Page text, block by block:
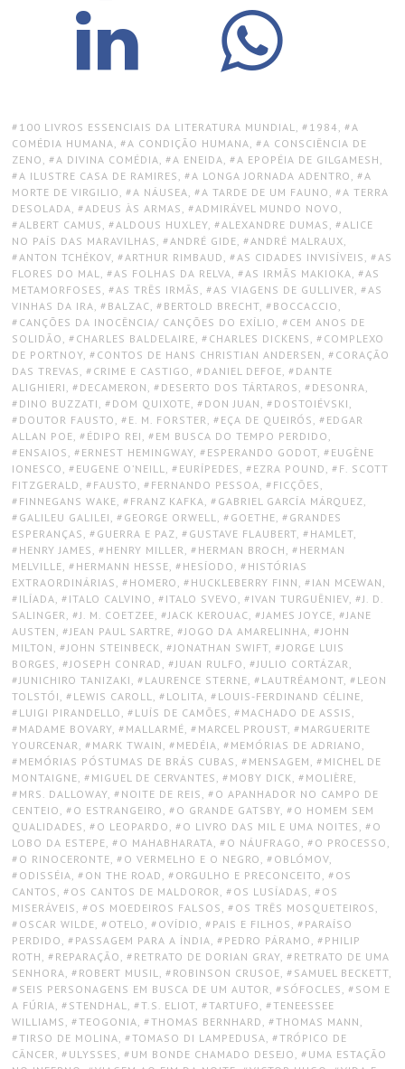
TAGS:
100 LIVROS ESSENCIAIS DA LITERATURA MUNDIAL, 1984, A
COMÉDIA HUMANA, A CONDIÇÃO HUMANA, A CONSCIÊNCIA DE
ZENO , A DIVINA COMÉDIA, A ENEIDA, A EPOPÉIA DE GILGAMESH ,
A ILUSTRE CASA DE RAMIRES , A LONGA JORNADA ADENTRO , A
MORTE DE VIRGILIO , A NÁUSEA, A TARDE DE UM FAUNO , A TERRA
DESOLADA, ADEUS ÀS ARMAS , ADMIRÁVEL MUNDO NOVO ,
ALBERT CAMUS , ALDOUS HUXLEY, ALEXANDRE DUMAS , ALICE
NO PAÍS DAS MARAVILHAS , ANDRÉ GIDE, ANDRÉ MALRAUX,
ANTON TCHÉKOV, ARTHUR RIMBAUD , AS CIDADES INVISÍVEIS , AS
FLORES DO MAL, AS FOLHAS DA RELVA, AS IRMÃS MAKIOKA, AS
METAMORFOSES , AS TRÊS IRMÃS , AS VIAGENS DE GULLIVER, AS
VINHAS DA IRA, BALZAC, BERTOLD BRECHT, BOCCACCIO ,
CANÇÕES DA INOCÊNCIA/ CANÇÕES DO EXÍLIO , CEM ANOS DE
SOLIDÃO , CHARLES BALDELAIRE, CHARLES DICKENS , COMPLEXO
DE PORTNOY, CONTOS DE HANS CHRISTIAN ANDERSEN , CORAÇÃO
DAS TREVAS , CRIME E CASTIGO , DANIEL DEFOE, DANTE
ALIGHIERI , DECAMERON , DESERTO DOS TÁRTAROS , DESONRA,
DINO BUZZATI , DOM QUIXOTE, DON JUAN , DOSTOIÉVSKI ,
DOUTOR FAUSTO , E. M. FORSTER, EÇA DE QUEIRÓS , EDGAR
ALLAN POE, ÉDIPO REI , EM BUSCA DO TEMPO PERDIDO ,
ENSAIOS , ERNEST HEMINGWAY, ESPERANDO GODOT, EUGÈNE
IONESCO , EUGENE O’NEILL, EURÍPEDES , EZRA POUND , F. SCOTT
FITZGERALD , FAUSTO , FERNANDO PESSOA, FICÇÕES ,
FINNEGANS WAKE, FRANZ KAFKA, GABRIEL GARCÍA MÁRQUEZ,
GALILEU GALILEI , GEORGE ORWELL, GOETHE, GRANDES
ESPERANÇAS , GUERRA E PAZ, GUSTAVE FLAUBERT, HAMLET,
HENRY JAMES , HENRY MILLER, HERMAN BROCH , HERMAN
MELVILLE, HERMANN HESSE, HESÍODO , HISTÓRIAS
EXTRAORDINÁRIAS , HOMERO , HUCKLEBERRY FINN , IAN MCEWAN ,
ILÍADA, ITALO CALVINO , ITALO SVEVO , IVAN TURGUÊNIEV, J. D.
SALINGER, J. M. COETZEE, JACK KEROUAC, JAMES JOYCE, JANE
AUSTEN , JEAN PAUL SARTRE, JOGO DA AMARELINHA, JOHN
MILTON , JOHN STEINBECK, JONATHAN SWIFT, JORGE LUIS
BORGES , JOSEPH CONRAD , JUAN RULFO , JULIO CORTÁZAR,
JUNICHIRO TANIZAKI , LAURENCE STERNE, LAUTRÉAMONT, LEON
TOLSTÓI , LEWIS CAROLL, LOLITA, LOUIS-FERDINAND CÉLINE,
LUIGI PIRANDELLO , LUÍS DE CAMÕES , MACHADO DE ASSIS ,
MADAME BOVARY, MALLARMÉ, MARCEL PROUST, MARGUERITE
YOURCENAR, MARK TWAIN , MEDÉIA, MEMÓRIAS DE ADRIANO ,
MEMÓRIAS PÓSTUMAS DE BRÁS CUBAS , MENSAGEM , MICHEL DE
MONTAIGNE, MIGUEL DE CERVANTES , MOBY DICK, MOLIÈRE,
MRS. DALLOWAY, NOITE DE REIS , O APANHADOR NO CAMPO DE
CENTEIO , O ESTRANGEIRO , O GRANDE GATSBY, O HOMEM SEM
QUALIDADES , O LEOPARDO , O LIVRO DAS MIL E UMA NOITES , O
LOBO DA ESTEPE, O MAHABHARATA, O NÁUFRAGO , O PROCESSO ,
O RINOCERONTE, O VERMELHO E O NEGRO , OBLÓMOV,
ODISSÉIA, ON THE ROAD , ORGULHO E PRECONCEITO , OS
CANTOS , OS CANTOS DE MALDOROR, OS LUSÍADAS , OS
MISERÁVEIS , OS MOEDEIROS FALSOS , OS TRÊS MOSQUETEIROS ,
OSCAR WILDE, OTELO , OVÍDIO , PAIS E FILHOS , PARAÍSO
PERDIDO , PASSAGEM PARA A ÍNDIA, PEDRO PÁRAMO , PHILIP
ROTH , REPARAÇÃO , RETRATO DE DORIAN GRAY, RETRATO DE UMA
SENHORA, ROBERT MUSIL, ROBINSON CRUSOE, SAMUEL BECKETT,
SEIS PERSONAGENS EM BUSCA DE UM AUTOR, SÓFOCLES , SOM E
A FÚRIA, STENDHAL, T.S. ELIOT, TARTUFO , TENEESSEE
WILLIAMS , TEOGONIA, THOMAS BERNHARD , THOMAS MANN ,
TIRSO DE MOLINA, TOMASO DI LAMPEDUSA, TRÓPICO DE
CÂNCER, ULYSSES , UM BONDE CHAMADO DESEJO , UMA ESTAÇÃO